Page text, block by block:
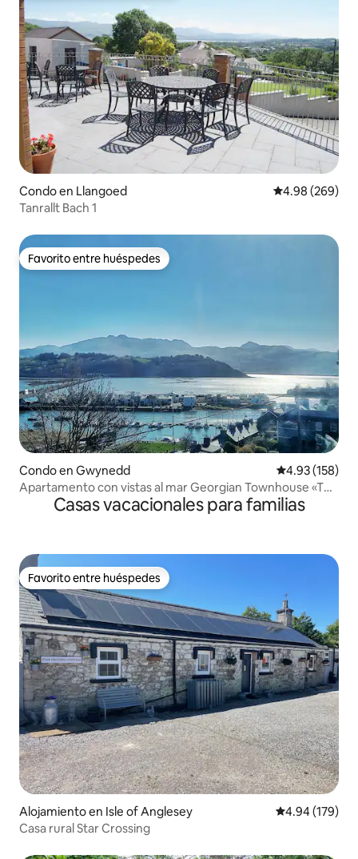
Condo en Llangoed Calificación
4.98 (269)
Tanrallt Bach 1
Favorito entre huéspedes
Favorito entre huéspedes
Condo en Gwynedd Calificación
4.93 (158)
Apartamento con vistas al mar Georgian Townhouse «The
Bridge»Casas vacacionales para familias
Favorito entre huéspedes
Favorito entre huéspedes
Alojamiento en Isle of Anglesey Calificación
4.94 (179)
Casa rural Star Crossing